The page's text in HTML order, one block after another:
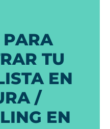
PARA
TU
EN
/
EN